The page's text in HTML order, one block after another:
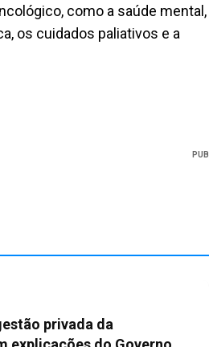
como a saúde mental,
os cuidados paliativos e a
PUB
privada da